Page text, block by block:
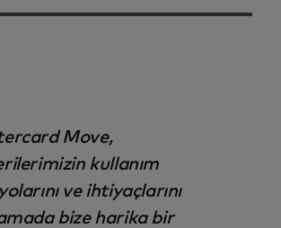
Move,
kullanım
ve ihtiyaçlarını
bize harika bir